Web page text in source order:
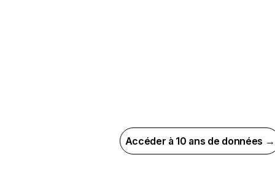
Accéder à 10 ans de données →